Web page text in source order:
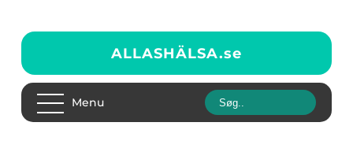
ALLASHÄLSA.se
Menu